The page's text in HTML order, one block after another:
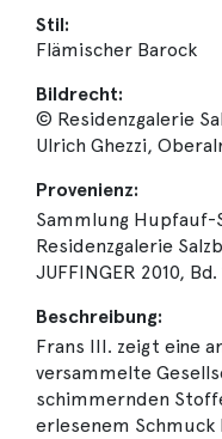
Stil:
Flämischer Barock
Bildrecht:
© Residenzgalerie
Ulrich Ghezzi,
Provenienz:
Sammlung Hupfauf-
Residenzgalerie
JUFFINGER 2010, Bd.
Beschreibung:
Frans III. zeigt eine
versammelte
schimmernden
erlesenem Schmuck